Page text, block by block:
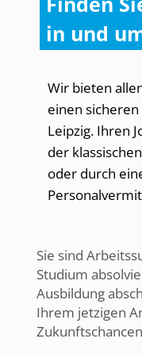
in und
Wir bieten
einen
Leipzig. Ihren
der
oder durch
Sie sind
Studium
Ausbildung
Ihrem jetzigen